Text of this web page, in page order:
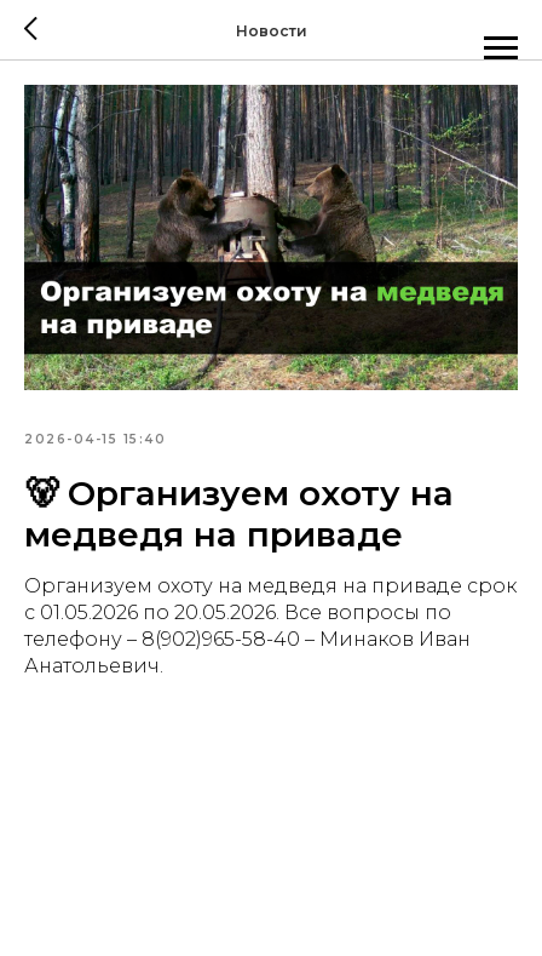
Новости
2026-04-15 15:40
🐻 Организуем охоту на
медведя на приваде
Организуем охоту на медведя на приваде срок
с 01.05.2026 по 20.05.2026. Все вопросы по
телефону – 8(902)965-58-40 – Минаков Иван
Анатольевич.